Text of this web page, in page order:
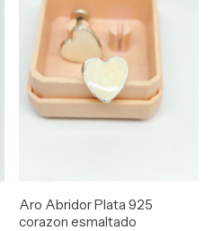
Aro Abridor Plata 925
corazon esmaltado